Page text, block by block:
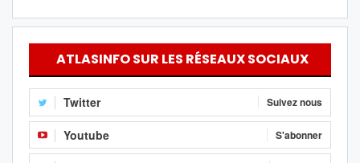
ATLASINFO SUR LES RÉSEAUX SOCIAUX
Twitter Suivez nous
Youtube S'abonner